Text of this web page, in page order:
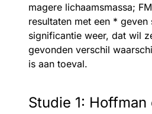
magere lichaamsmassa;
resultaten met een * geven
significantie weer, dat wil
gevonden verschil
is aan toeval.
Studie 1: Hoffman